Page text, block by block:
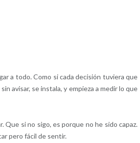
a todo. Como si cada decisión tuviera que
avisar, se instala, y empieza a medir lo que
Que si no sigo, es porque no he sido capaz.
pero fácil de sentir.